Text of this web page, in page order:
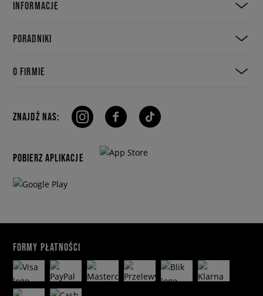
INFORMACJE
PORADNIKI
O FIRMIE
ZNAJDŹ NAS:
POBIERZ APLIKACJE
FORMY PŁATNOŚCI